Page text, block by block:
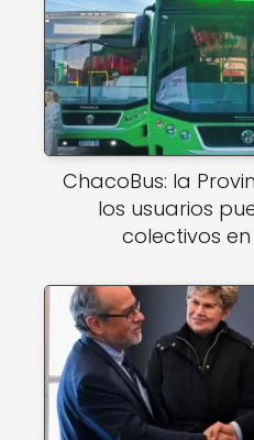
ChacoBus: la
los usuarios
colectivos